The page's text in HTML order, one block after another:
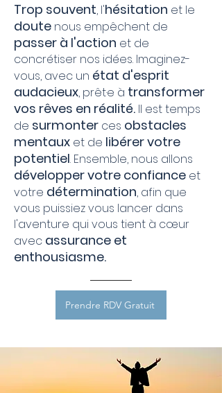
Trop souvent, l'hésitation et le
doute nous empêchent de
passer à l'action et de
concrétiser nos idées. Imaginez-
vous, avec un état d'esprit
audacieux, prêt·e à transformer
vos rêves en réalité. Il est temps
de surmonter ces obstacles
mentaux et de libérer votre
potentiel. Ensemble, nous allons
développer votre confiance et
votre détermination, afin que
vous puissiez vous lancer dans
l'aventure qui vous tient à cœur
avec assurance et
enthousiasme.
Prendre RDV Gratuit